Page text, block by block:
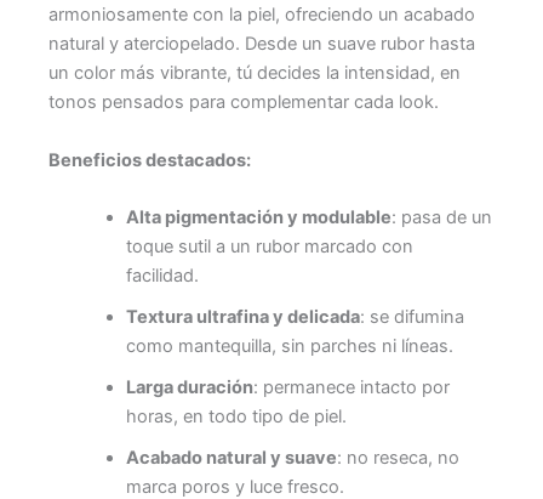
armoniosamente con la piel, ofreciendo un acabado
natural y aterciopelado. Desde un suave rubor hasta
un color más vibrante, tú decides la intensidad, en
tonos pensados para complementar cada look.
Beneficios destacados:
Alta pigmentación y modulable: pasa de un
toque sutil a un rubor marcado con
facilidad.
Textura ultrafina y delicada: se difumina
como mantequilla, sin parches ni líneas.
Larga duración: permanece intacto por
horas, en todo tipo de piel.
Acabado natural y suave: no reseca, no
marca poros y luce fresco.